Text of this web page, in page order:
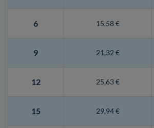
6 15,58 €
9 21,32 €
12 25,63 €
15 29,94 €